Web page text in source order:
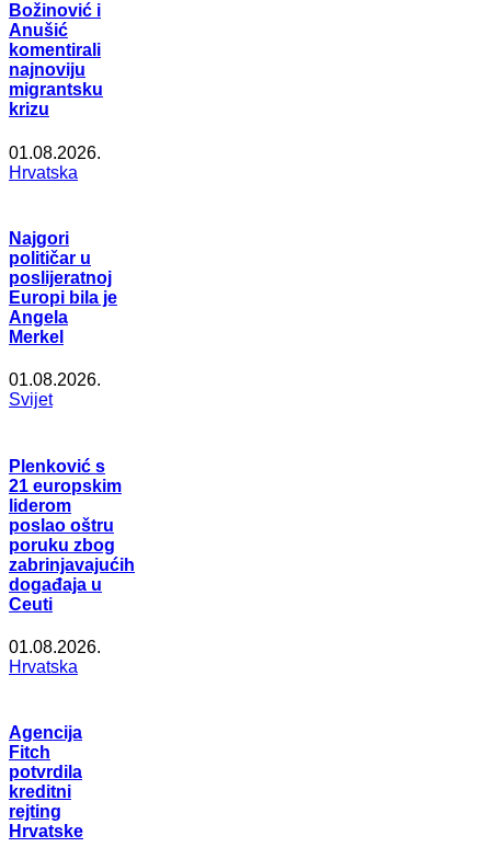
Božinović i
Anušić
komentirali
najnoviju
migrantsku
krizu
01.08.2026.
Hrvatska
Najgori
političar u
poslijeratnoj
Europi bila je
Angela
Merkel
01.08.2026.
Svijet
Plenković s
21 europskim
liderom
poslao oštru
poruku zbog
zabrinjavajućih
događaja u
Ceuti
01.08.2026.
Hrvatska
Agencija
Fitch
potvrdila
kreditni
rejting
Hrvatske